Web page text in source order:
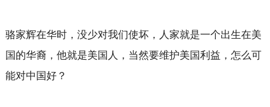
骆家辉在华时，没少对我们使坏，人家就是一个出生在美
国的华裔，他就是美国人，当然要维护美国利益，怎么可
能对中国好？